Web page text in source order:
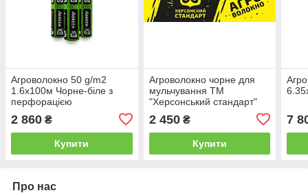
Агроволокно 50 g/m2
1.6х100м Чорне-біле з
перфорацією
2 860 ₴
Купити
Агроволокно чорне для
мульчування ТМ
"Херсонський стандарт"
метра ширина 100 метрів
довжина рулона
2 450₴
Купити
7
Про нас